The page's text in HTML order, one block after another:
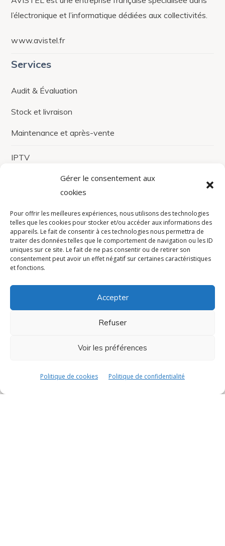
Gérer le consentement aux
cookies
Pour offrir les meilleures expériences, nous utilisons des technologies
telles que les cookies pour stocker et/ou accéder aux informations des
appareils. Le fait de consentir à ces technologies nous permettra de
traiter des données telles que le comportement de navigation ou les ID
uniques sur ce site. Le fait de ne pas consentir ou de retirer son
consentement peut avoir un effet négatif sur certaines caractéristiques
et fonctions.
Accepter
Refuser
Voir les préférences
Politique de cookies Politique de confidentialité
l’électronique et l’informatique dédiées aux collectivités.
www.avistel.fr
Services
Audit & Évaluation
Stock et livraison
Maintenance et après-vente
IPTV
Gestion de système coaxial
Solutions de paiement
Sécurisation logicielle et matérielle
Société
À Propos
Politique RSE